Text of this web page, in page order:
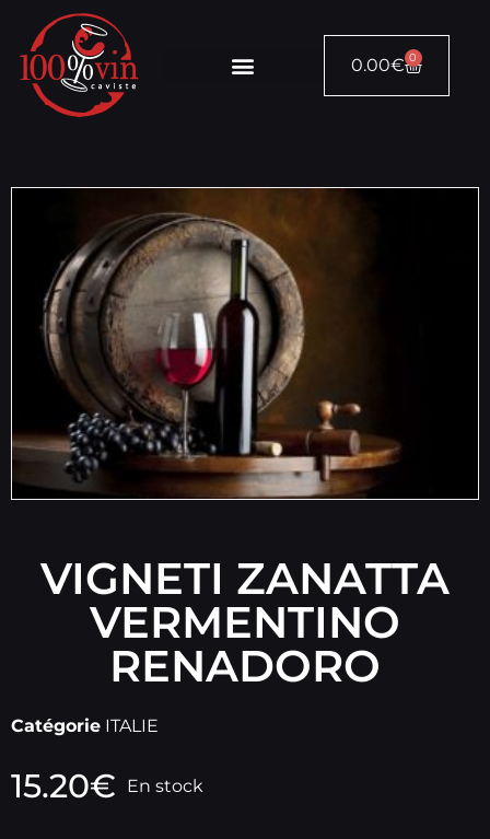
0.00€ 0
VIGNETI ZANATTA
VERMENTINO
RENADORO
Catégorie ITALIE
15.20€ En stock